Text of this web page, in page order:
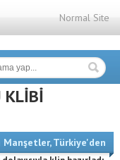
Normal Site
KLİBİ
Manşetler,Türkiye'den